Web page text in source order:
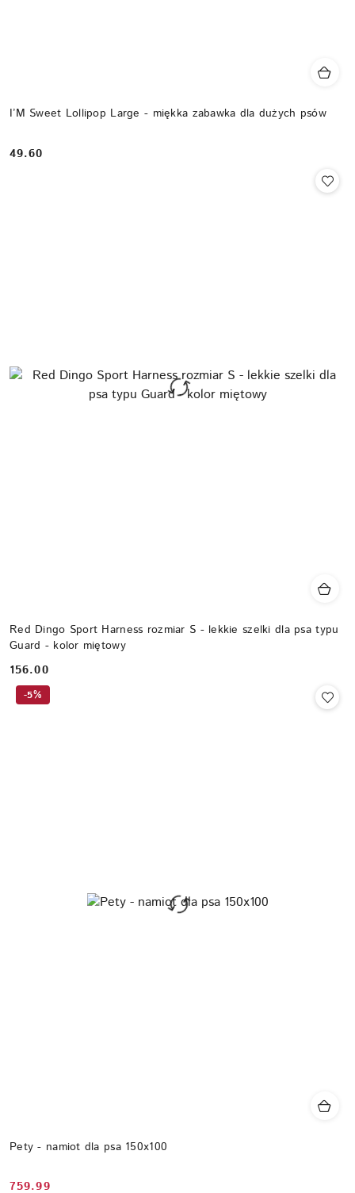
I’M Sweet Lollipop Large - miękka zabawka dla dużych psów
Cena:
49.60
Red Dingo Sport Harness rozmiar S - lekkie szelki dla psa typu
Guard - kolor miętowy
Cena:
156.00
Pety - namiot dla psa 150x100
759.99
-5%